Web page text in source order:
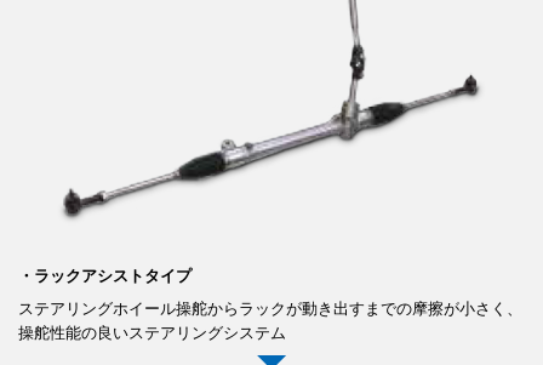
・ラックアシストタイプ
ステアリングホイール操舵からラックが動き出すまでの摩擦が小さく、
操舵性能の良いステアリングシステム